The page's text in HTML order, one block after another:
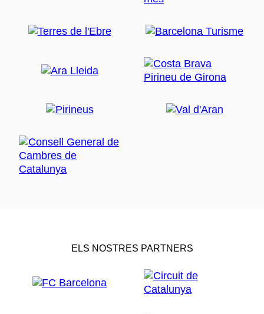
ELS NOSTRES PARTNERS